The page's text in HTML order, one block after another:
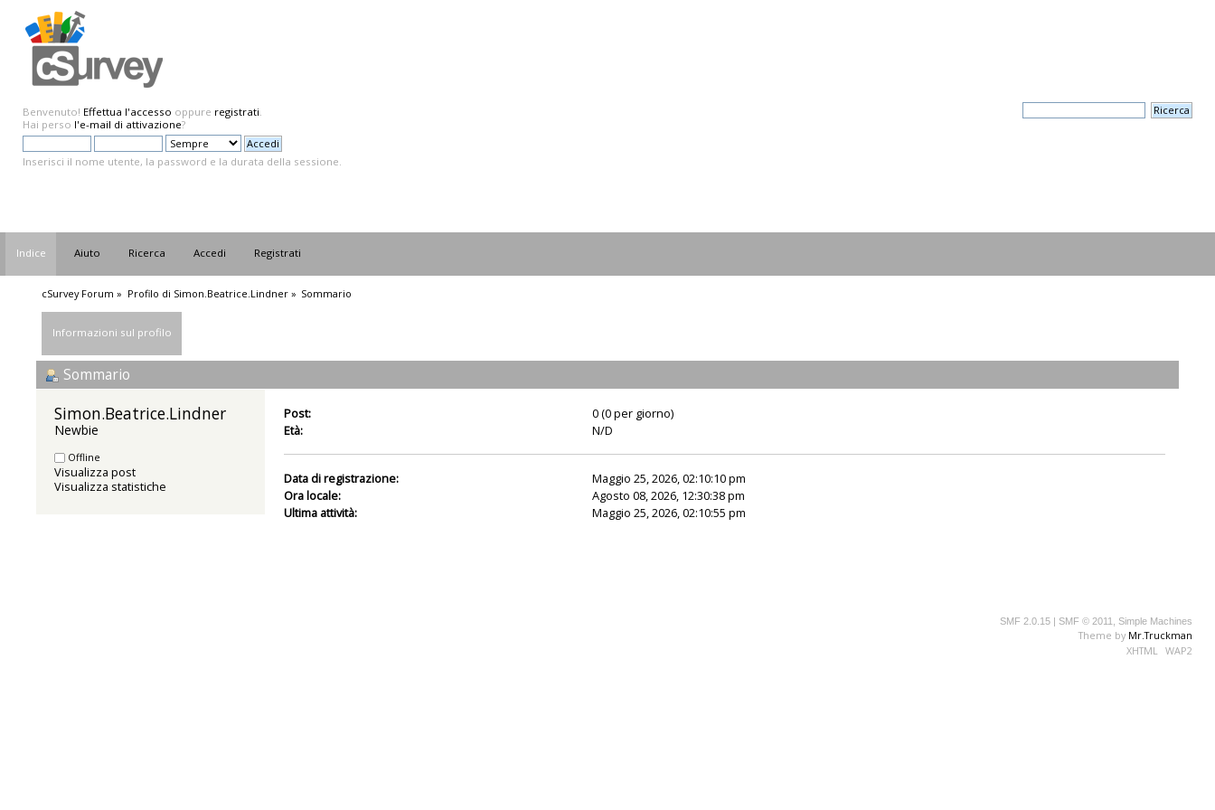
Benvenuto! Effettua l'accesso oppure registrati.
Hai perso l'e-mail di attivazione?
Inserisci il nome utente, la password e la durata della sessione.
Indice Aiuto Ricerca Accedi Registrati
cSurvey Forum » Profilo di Simon.Beatrice.Lindner» Sommario
Informazioni sul profilo
Sommario
Simon.Beatrice.Lindner
Newbie
Offline
Visualizza post
Visualizza statistiche
Post:
0 (0 per giorno)
Età:
N/D
Data di registrazione:
Maggio 25, 2026, 02:10:10 pm
Ora locale:
Agosto 08, 2026, 12:30:38 pm
Ultima attività:
Maggio 25, 2026, 02:10:55 pm
SMF 2.0.15 | SMF © 2011 Simple Machines
Theme by Mr.Truckman
XHTML
WAP2